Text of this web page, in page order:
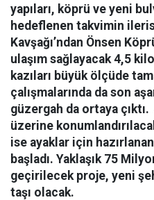
yapıları, köprü ve yeni
hedeflenen takvimin
Kavşağı’ndan Önsen
ulaşım sağlayacak 4,5
kazıları büyük ölçüde
çalışmalarında da son
güzergah da ortaya
üzerine
ise ayaklar için
başladı. Yaklaşık 75
geçirilecek proje, yeni
taşı olacak.